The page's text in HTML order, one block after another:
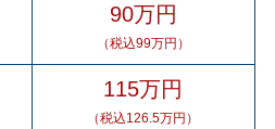
90万円
（税込99万円）
115万円
（税込126.5万円）